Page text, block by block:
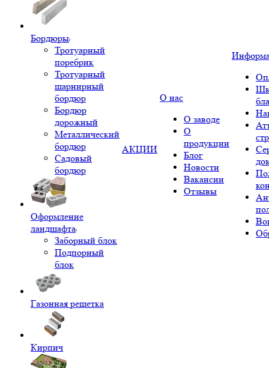
Бордюры
Тротуарный
поребрик
Тротуарный
шарнирный
бордюр
Бордюр
дорожный
Металлический
бордюр
Садовый
бордюр
Оформление
ландшафта
Заборный блок
Подпорный
блок
Газонная решетка
Кирпич
АКЦИИ
О нас
О заводе
О
продукции
Блог
Новости
Вакансии
Отзывы